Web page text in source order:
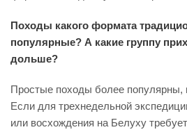
Походы какого формата
популярные? А какие группу
дольше?
Простые походы более популярны,
Если для трехнедельной
или восхождения на Белуху